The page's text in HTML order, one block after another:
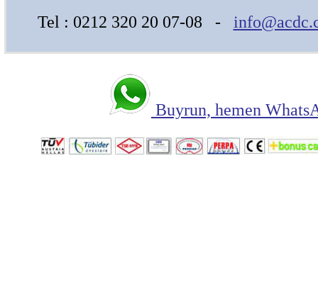
Tel : 0212 320 20 07-08 -
Buyrun, hemen